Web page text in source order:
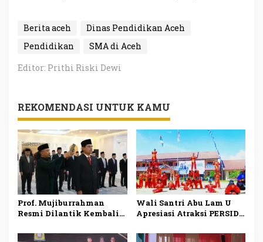
Berita aceh
Dinas Pendidikan Aceh
Pendidikan
SMA di Aceh
Editor: Prithi Riski Dewi
REKOMENDASI UNTUK KAMU
Prof. Mujiburrahman
Resmi Dilantik Kembali
Raniry untuk Periode
Wali Santri Abu Lam U
Apresiasi Atraksi PERSIDA